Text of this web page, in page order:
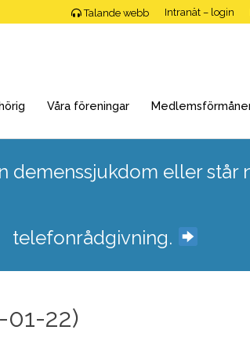
Talande webb Intranät – login
Våra föreningar
demenssjukdom eller står
telefonrådgivning.
22)